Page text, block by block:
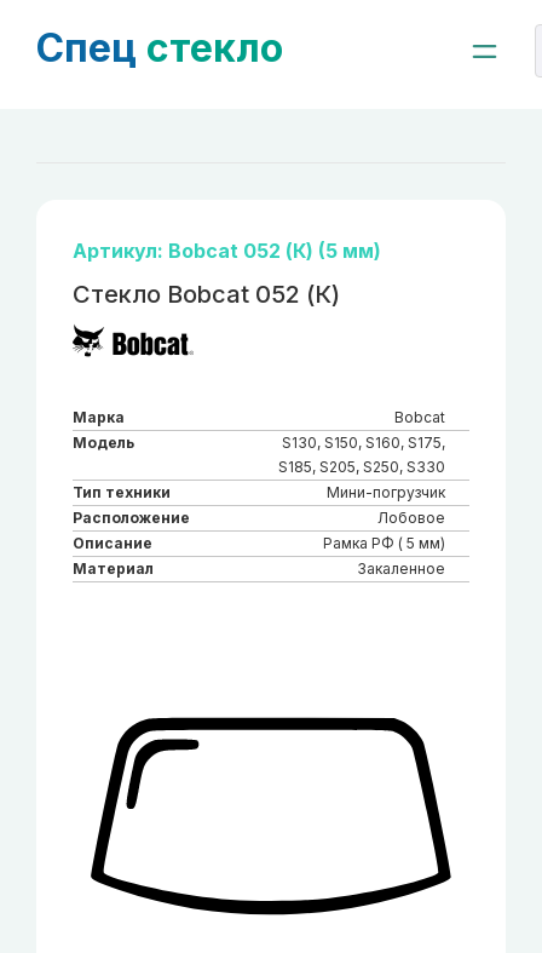
Спец стекло
Артикул: Bobcat 052 (К) (5 мм)
Стекло Bobcat 052 (К)
Марка
Bobcat
Модель
S130, S150, S160, S175,
S185, S205, S250, S330
Тип техники
Мини-погрузчик
Расположение
Лобовое
Описание
Рамка РФ ( 5 мм)
Материал
Закаленное